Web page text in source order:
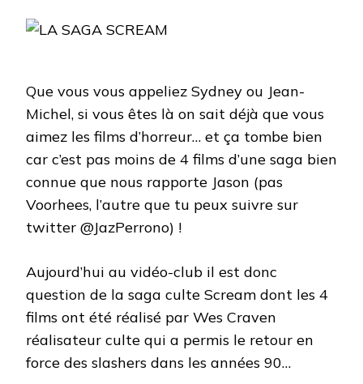
Que vous vous appeliez Sydney ou Jean-
Michel, si vous êtes là on sait déjà que vous
aimez les films d’horreur… et ça tombe bien
car c’est pas moins de 4 films d’une saga bien
connue que nous rapporte Jason (pas
Voorhees, l’autre que tu peux suivre sur
twitter @JazPerrono) !
Aujourd’hui au vidéo-club il est donc
question de la saga culte Scream dont les 4
films ont été réalisé par Wes Craven
réalisateur culte qui a permis le retour en
force des slashers dans les années 90…